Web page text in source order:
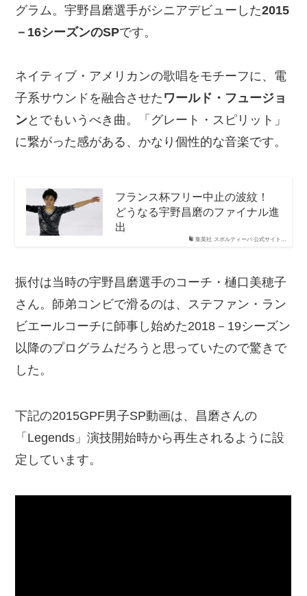
グラム。宇野昌磨選手がシニアデビューした2015
－16シーズンのSPです。
ネイティブ・アメリカンの歌唱をモチーフに、電
子系サウンドを融合させた ワールド・フュージョ
ンとでもいうべき曲。「グレート・スピリット」
に繋がった感がある、かなり個性的な音楽です。
集英社 スポルティーバ 公式サイト…
フランス杯フリー中止の波紋！
どうなる宇野昌磨のファイナル進
出
振付は当時の宇野昌磨選手のコーチ・樋口美穂子
さん。師弟コンビで滑るのは、ステファン・ラン
ビエールコーチに師事し始めた2018－19シーズン
以降のプログラムだろうと思っていたので驚きで
した。
下記の2015GPF男子SP動画は、昌磨さんの
「Legends」演技開始時から再生されるように設
定しています。